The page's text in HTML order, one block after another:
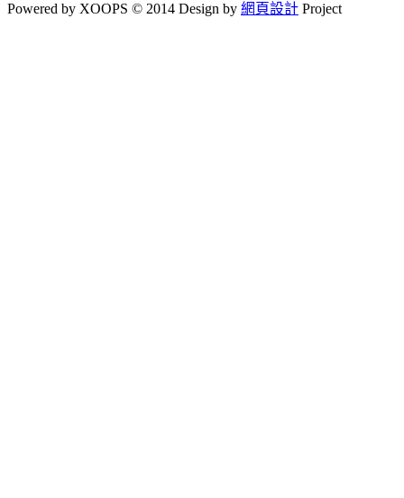
Powered by XOOPS © 2014 Design by 網頁設計 Project